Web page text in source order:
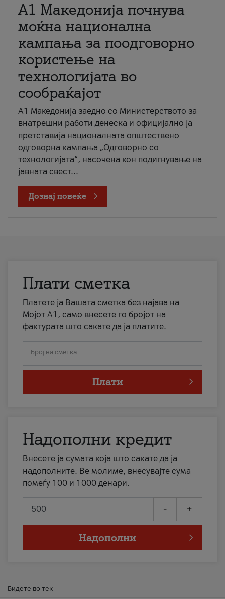
A1 Македонија почнува
моќна национална
кампања за поодговорно
користење на
технологијата во
сообраќајот
A1 Македонија заедно со Министерството за
внатрешни работи денеска и официјално ја
претставија националната општествено
одговорна кампања „Одговорно со
технологијата“, насочена кон подигнување на
јавната свест...
Дознај повеќе
Плати сметка
Платете ја Вашата сметка без најава на
Мојот А1, само внесете го бројот на
фактурата што сакате да ја платите.
Број на сметка
Плати
Надополни кредит
Внесете ја сумата која што сакате да ја
надополните. Ве молиме, внесувајте сума
помеѓу 100 и 1000 денари.
- +
Надополни
Бидете во тек